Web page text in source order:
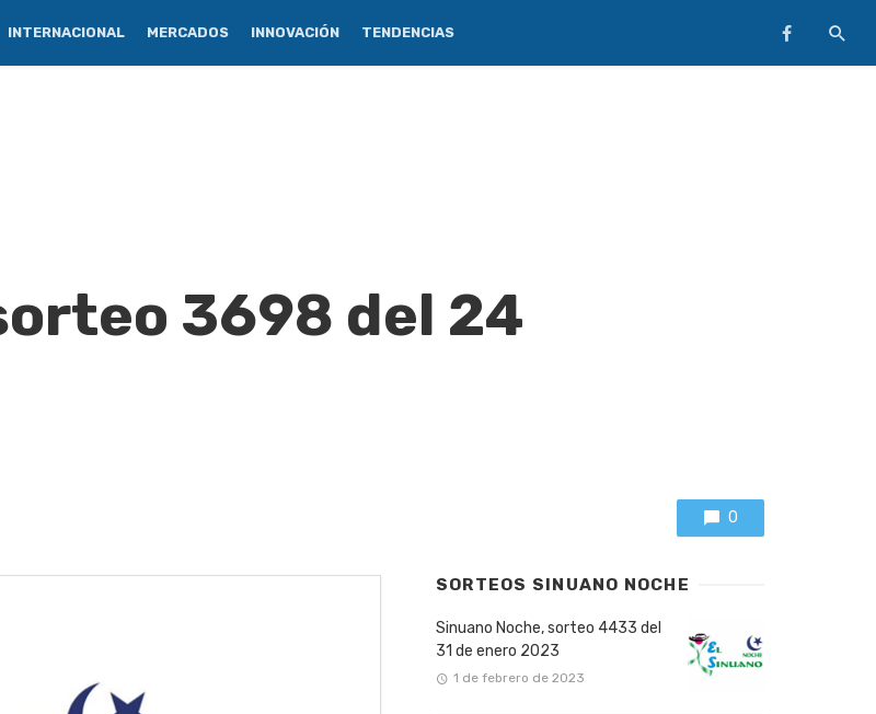
INTERNACIONAL MERCADOS INNOVACIÓN TENDENCIAS
3698 del 24
0
SORTEOS SINUANO NOCHE
Sinuano Noche, sorteo 4433 del
31 de enero 2023
1 de febrero de 2023